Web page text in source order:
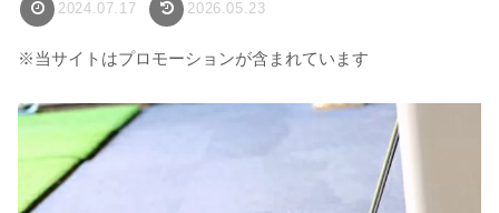
2024.07.17 2026.05.23
※当サイトはプロモーションが含まれています